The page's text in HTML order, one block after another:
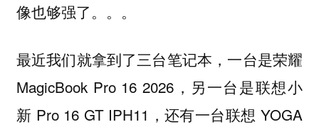
像也够强了。。。
最近我们就拿到了三台笔记本，一台是荣耀
MagicBook Pro 16 2026，另一台是联想小
新 Pro 16 GT IPH11，还有一台联想 YOGA